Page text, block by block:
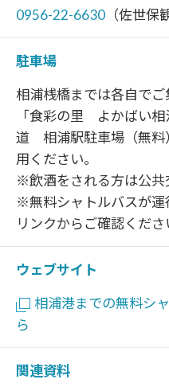
0956-22-6630 （佐世保
駐車場
相浦桟橋までは各自でご
「食彩の里 よかばい
道 相浦駅駐車場（無料
用ください。
※飲酒をされる方は公共
※無料シャトルバスが運
リンクからご確認くださ
ウェブサイト
相浦港までの無料シ
ら
関連資料